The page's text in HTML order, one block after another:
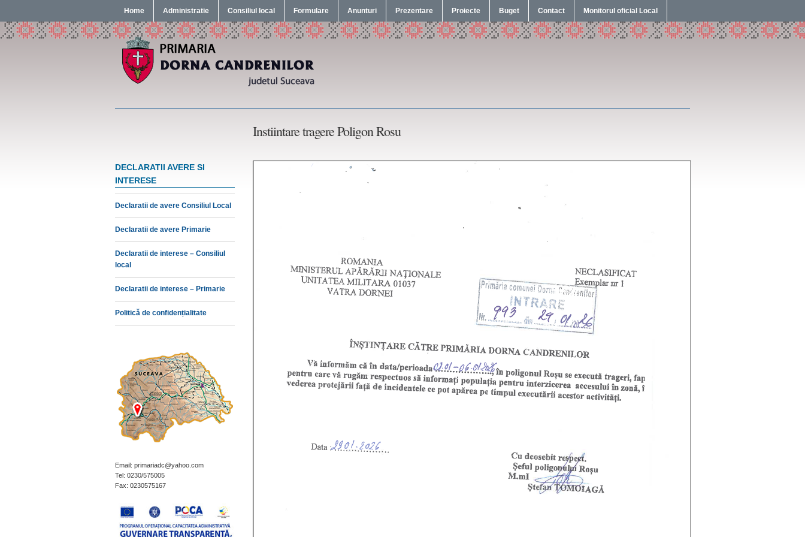
Home Administratie Consiliul local Formulare Anunturi Prezentare Proiecte Buget Contact Monitorul oficial Local
Instiintare tragere Poligon Rosu
DECLARATII AVERE SI
INTERESE
Declaratii de avere Consiliul Local
Declaratii de avere Primarie
Declaratii de interese – Consiliul
local
Declaratii de interese – Primarie
Politică de confidențialitate
Email: primariadc@yahoo.com
Tel: 0230/575005
Fax: 0230575167